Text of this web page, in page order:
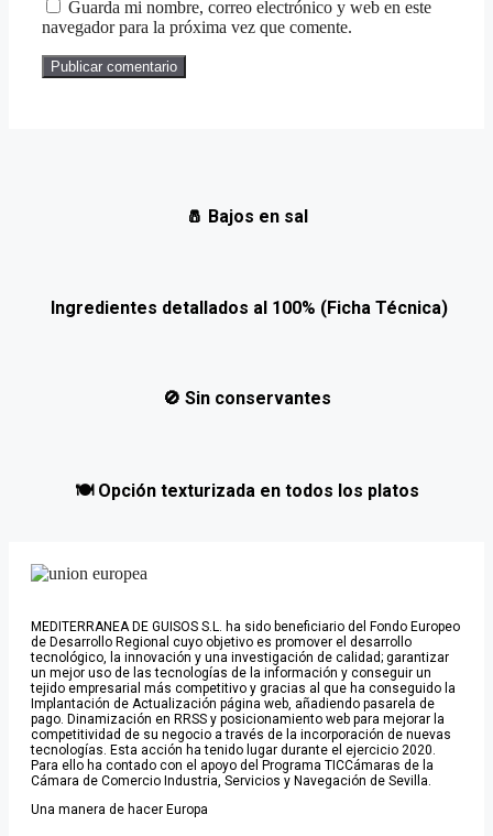
Guarda mi nombre, correo electrónico y web en este
navegador para la próxima vez que comente.
🧂 Bajos en sal
Ingredientes detallados al 100% (Ficha Técnica)
🚫 Sin conservantes
🍽️ Opción texturizada en todos los platos
MEDITERRANEA DE GUISOS S.L. ha sido beneficiario del Fondo Europeo
de Desarrollo Regional cuyo objetivo es promover el desarrollo
tecnológico, la innovación y una investigación de calidad; garantizar
un mejor uso de las tecnologías de la información y conseguir un
tejido empresarial más competitivo y gracias al que ha conseguido la
Implantación de Actualización página web, añadiendo pasarela de
pago. Dinamización en RRSS y posicionamiento web para mejorar la
competitividad de su negocio a través de la incorporación de nuevas
tecnologías. Esta acción ha tenido lugar durante el ejercicio 2020.
Para ello ha contado con el apoyo del Programa TICCámaras de la
Cámara de Comercio Industria, Servicios y Navegación de Sevilla.
Una manera de hacer Europa